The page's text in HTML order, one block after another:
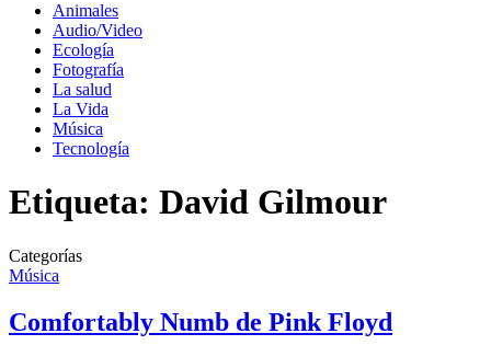
Animales
Audio/Video
Ecología
Fotografía
La salud
La Vida
Música
Tecnología
Etiqueta: David Gilmour
Categorías
Música
Comfortably Numb de Pink Floyd